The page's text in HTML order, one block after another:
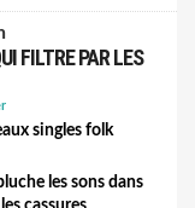
FILTRE PAR LES
singles folk
les sons dans